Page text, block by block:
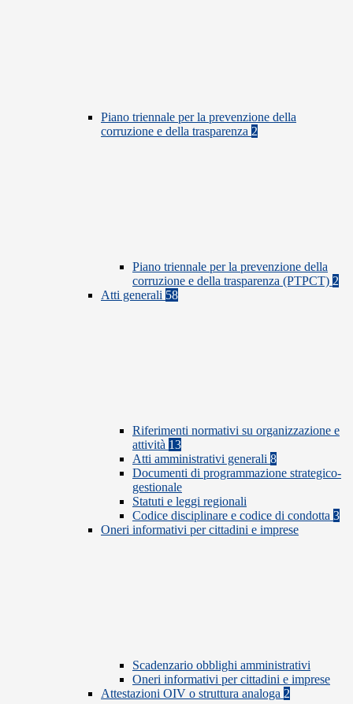
Piano triennale per la prevenzione della
corruzione e della trasparenza 2
Piano triennale per la prevenzione della
corruzione e della trasparenza (PTPCT) 2
Atti generali 58
Riferimenti normativi su organizzazione e
attività 13
Atti amministrativi generali 8
Documenti di programmazione strategico-
gestionale
Statuti e leggi regionali
Codice disciplinare e codice di condotta 3
Oneri informativi per cittadini e imprese
Scadenzario obblighi amministrativi
Oneri informativi per cittadini e imprese
Attestazioni OIV o struttura analoga 2